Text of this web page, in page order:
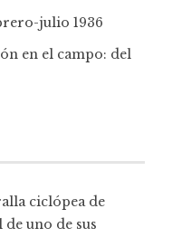
julio 1936
en el campo: del
ciclópea de
uno de sus